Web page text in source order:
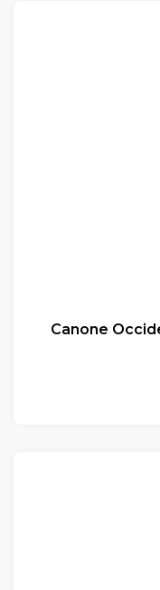
Canone